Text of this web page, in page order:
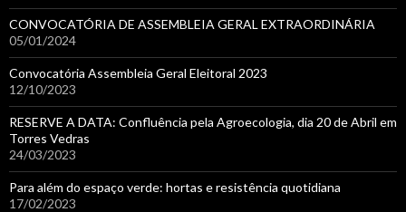
CONVOCATÓRIA DE ASSEMBLEIA GERAL EXTRAORDINÁRIA
05/01/2024
Convocatória Assembleia Geral Eleitoral 2023
12/10/2023
RESERVE A DATA: Confluência pela Agroecologia, dia 20 de Abril em
Torres Vedras
24/03/2023
Para além do espaço verde: hortas e resistência quotidiana
17/02/2023